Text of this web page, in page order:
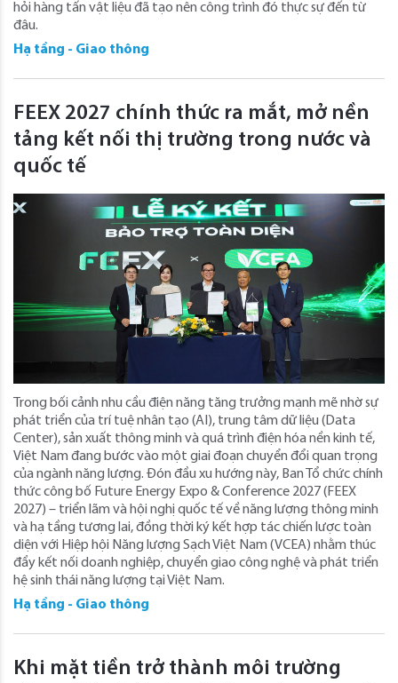
hỏi hàng tấn vật liệu đã tạo nên công trình đó thực sự đến từ
đâu.
Hạ tầng - Giao thông
FEEX 2027 chính thức ra mắt, mở nền
tảng kết nối thị trường trong nước và
quốc tế
Trong bối cảnh nhu cầu điện năng tăng trưởng mạnh mẽ nhờ sự
phát triển của trí tuệ nhân tạo (AI), trung tâm dữ liệu (Data
Center), sản xuất thông minh và quá trình điện hóa nền kinh tế,
Việt Nam đang bước vào một giai đoạn chuyển đổi quan trọng
của ngành năng lượng. Đón đầu xu hướng này, Ban Tổ chức chính
thức công bố Future Energy Expo & Conference 2027 (FEEX
2027) – triển lãm và hội nghị quốc tế về năng lượng thông minh
và hạ tầng tương lai, đồng thời ký kết hợp tác chiến lược toàn
diện với Hiệp hội Năng lượng Sạch Việt Nam (VCEA) nhằm thúc
đẩy kết nối doanh nghiệp, chuyển giao công nghệ và phát triển
hệ sinh thái năng lượng tại Việt Nam.
Hạ tầng - Giao thông
Khi mặt tiền trở thành môi trường